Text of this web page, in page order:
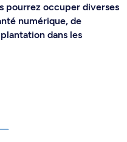
pourrez occuper diverses
numérique, de
dans les